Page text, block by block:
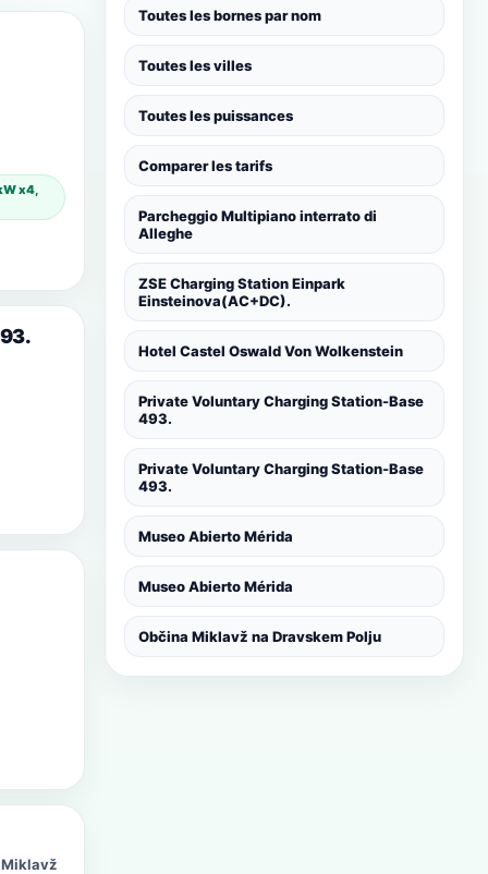
x4,
Toutes les bornes par nom
Toutes les villes
Toutes les puissances
Comparer les tarifs
Parcheggio Multipiano interrato di
Alleghe
ZSE Charging Station Einpark
Einsteinova(AC+DC).
Hotel Castel Oswald Von Wolkenstein
Private Voluntary Charging Station-Base
493.
Private Voluntary Charging Station-Base
493.
Museo Abierto Mérida
Museo Abierto Mérida
Občina Miklavž na Dravskem Polju